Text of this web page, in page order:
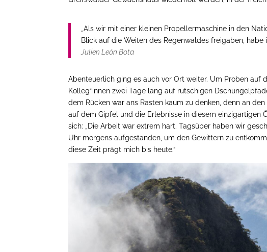
„Als wir mit einer kleinen Propellermaschine in den
Blick auf die Weiten des Regenwaldes freigaben,
Julien León Bota
Abenteuerlich ging es auch vor Ort weiter. Um Proben auf
Kolleg*innen zwei Tage lang auf rutschigen
dem Rücken war ans Rasten kaum zu denken, denn an
auf dem Gipfel und die Erlebnisse in diesem einzigartigen
sich: „Die Arbeit war extrem hart. Tagsüber haben wir
Uhr morgens aufgestanden, um den Gewittern zu
diese Zeit prägt mich bis heute.“